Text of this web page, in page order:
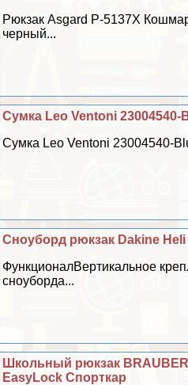
Рюкзак Asgard Р-5137Х
черный...
Сумка Leo Ventoni 23004540-
Сумка Leo Ventoni 23004540-
Сноуборд рюкзак Dakine
ФункционалВертикальное
сноуборда...
Школьный рюкзак
EasyLock Спорткар